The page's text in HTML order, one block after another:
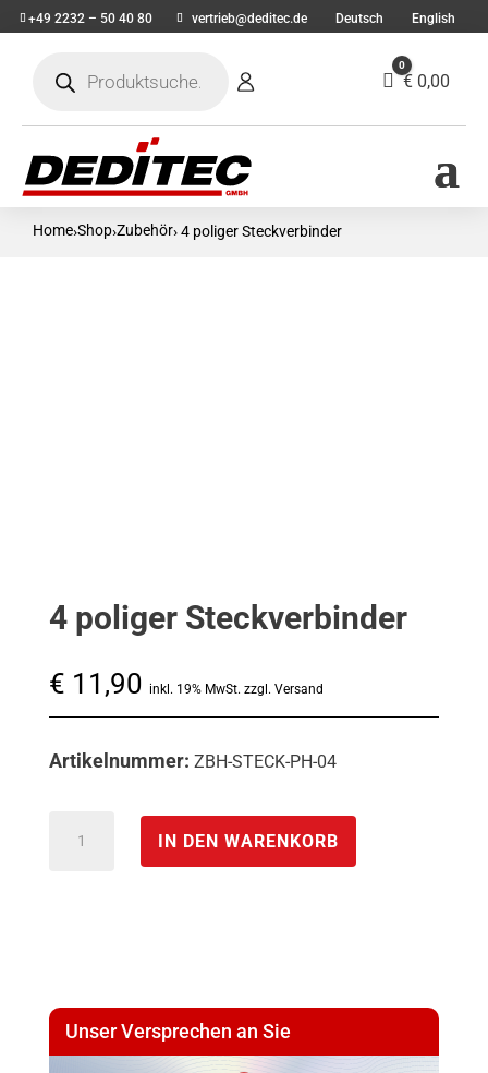
+49 2232 – 50 40 80 vertrieb@deditec.de Deutsch English
search
Warenkorb
0
€ 0,00
Home›Shop›Zubehör› 4 poliger Steckverbinder
4 poliger Steckverbinder
€ 11,90 inkl. 19% MwSt. zzgl. Versand
Artikelnummer: ZBH-STECK-PH-04
IN DEN WARENKORB
Unser Versprechen an Sie